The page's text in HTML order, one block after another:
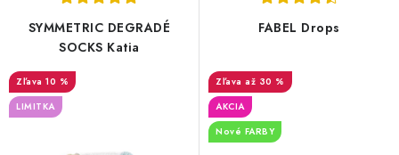
SYMMETRIC DEGRADÉ
SOCKS Katia
10 %
LIMITKA
FABEL Drops
až 30 %
AKCIA
Nové FARBY